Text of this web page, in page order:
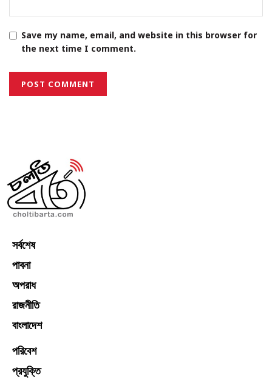
Save my name, email, and website in this browser for
the next time I comment.
সর্বশেষ
পাবনা
অপরাধ
রাজনীতি
বাংলাদেশ
পরিবেশ
প্রযুক্তি